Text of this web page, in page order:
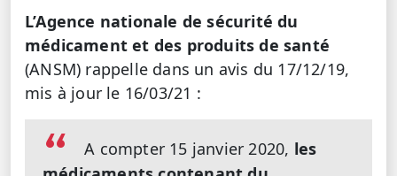
L’Agence nationale de sécurité du
médicament et des produits de santé
(ANSM) rappelle dans un avis du 17/12/19,
mis à jour le 16/03/21 :
A compter 15 janvier 2020, les